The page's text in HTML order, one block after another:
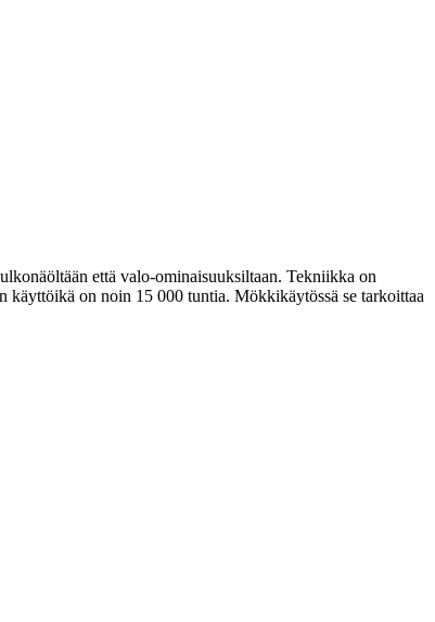
että valo-ominaisuuksiltaan. Tekniikka on
käyttöikä on noin 15 000 tuntia. Mökkikäytössä se tarkoittaa